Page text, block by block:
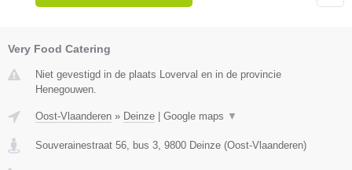
Very Food Catering
Niet gevestigd in de plaats Loverval en in de provincie
Henegouwen.
Oost-Vlaanderen » Deinze Google maps ▼
Souverainestraat 56, bus 3, 9800 Deinze (Oost-Vlaanderen)